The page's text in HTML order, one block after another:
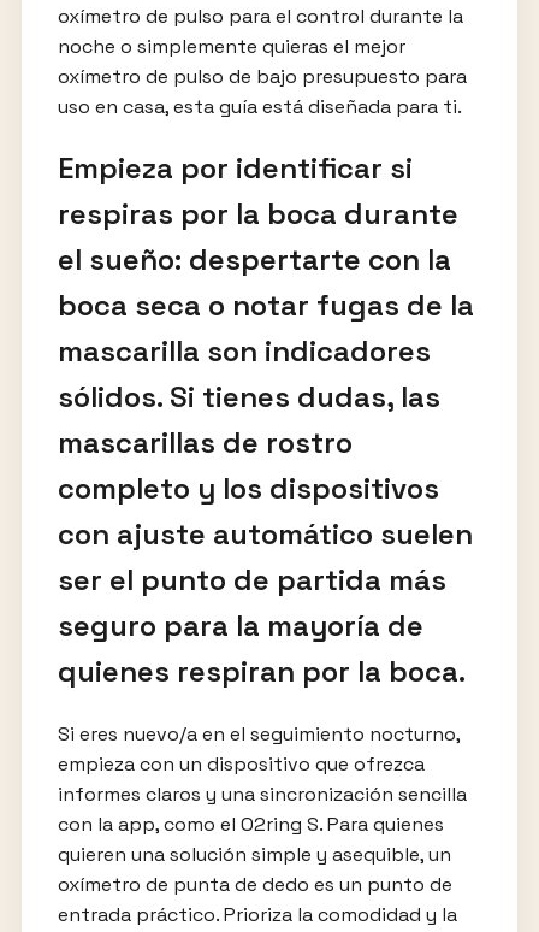
oxímetro de pulso para el control durante la
noche o simplemente quieras el mejor
oxímetro de pulso de bajo presupuesto para
uso en casa, esta guía está diseñada para ti.
Empieza por identificar si
respiras por la boca durante
el sueño: despertarte con la
boca seca o notar fugas de la
mascarilla son indicadores
sólidos. Si tienes dudas, las
mascarillas de rostro
completo y los dispositivos
con ajuste automático suelen
ser el punto de partida más
seguro para la mayoría de
quienes respiran por la boca.
Si eres nuevo/a en el seguimiento nocturno,
empieza con un dispositivo que ofrezca
informes claros y una sincronización sencilla
con la app, como el O2ring S. Para quienes
quieren una solución simple y asequible, un
oxímetro de punta de dedo es un punto de
entrada práctico. Prioriza la comodidad y la